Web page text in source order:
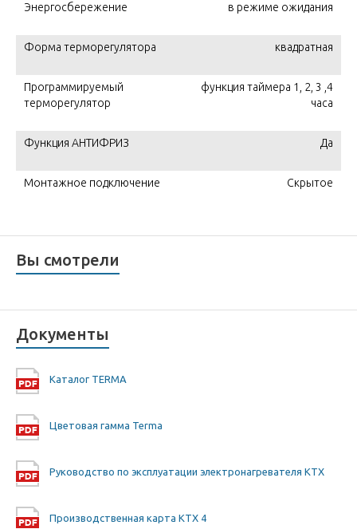
Энергосбережение в режиме ожидания
Форма терморегулятора квадратная
Программируемый
терморегулятор
функция таймера 1, 2, 3 ,4
часа
Функция АНТИФРИЗ Да
Монтажное подключение Скрытое
Вы смотрели
Документы
Каталог TERMA
Цветовая гамма Terma
Руководство по эксплуатации электронагревателя KTX
Производственная карта KTX 4